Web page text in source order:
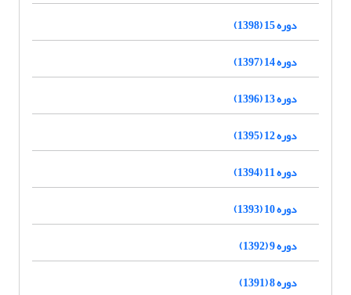
دوره 15 (1398)
دوره 14 (1397)
دوره 13 (1396)
دوره 12 (1395)
دوره 11 (1394)
دوره 10 (1393)
دوره 9 (1392)
دوره 8 (1391)